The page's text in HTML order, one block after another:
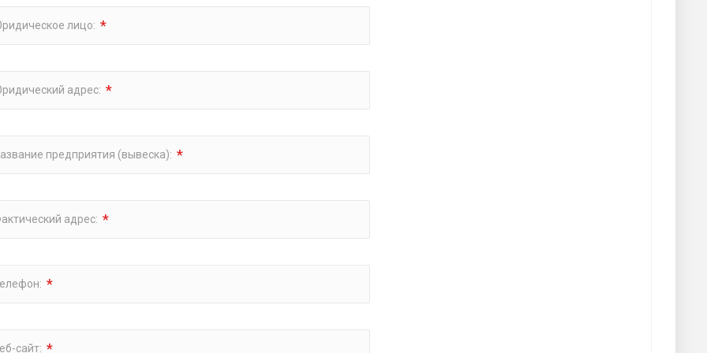
лицо: *
адрес: *
предприятия (вывеска): *
адрес: *
*
сайт: *